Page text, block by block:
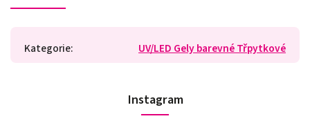
Kategorie: UV/LED Gely barevné Třpytkové
Instagram